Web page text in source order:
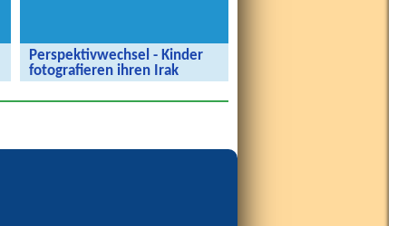
Perspektivwechsel - Kinder
fotografieren ihren Irak
Ausstellung in Berlin besucht